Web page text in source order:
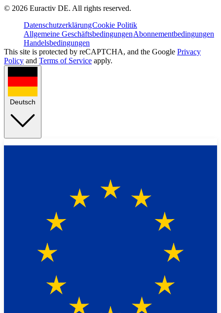
© 2026 Euractiv DE. All rights reserved.
DatenschutzerklärungCookie Politik
Allgemeine GeschäftsbedingungenAbonnementbedingungen
Handelsbedingungen
This site is protected by reCAPTCHA, and the Google Privacy
Policy and Terms of Service apply.
Deutsch